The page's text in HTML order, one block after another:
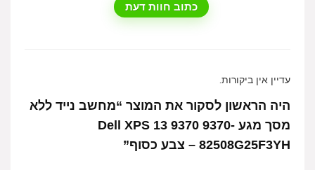
כתוב חוות דעת
עדיין אין ביקורות.
היה הראשון לסקור את המוצר “מחשב נייד ללא
מסך מגע Dell XPS 13 9370 9370-
82508G25F3YH – צבע כסוף”